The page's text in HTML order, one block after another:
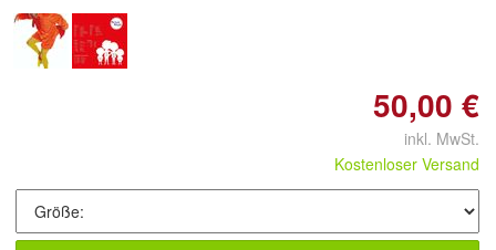
50,00 €
inkl. MwSt.
Kostenloser Versand